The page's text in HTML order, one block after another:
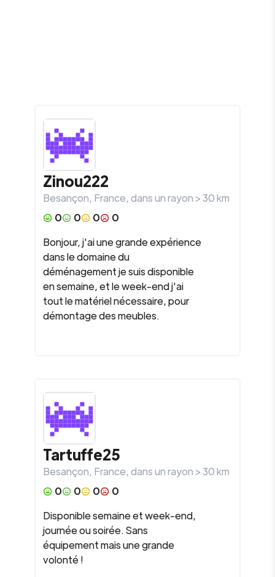
Zinou222
Besançon, France, dans un rayon >30km
0
0 0
0
Bonjour, j'ai une grande expérience
dans le domaine du
déménagement je suis disponible
en semaine, et le week-end j'ai
tout le matériel nécessaire, pour
démontage des meubles.
Tartuffe25
Besançon, France, dans un rayon >30km
0
0 0
0
Disponible semaine et week-end,
journée ou soirée. Sans
équipement mais une grande
volonté !